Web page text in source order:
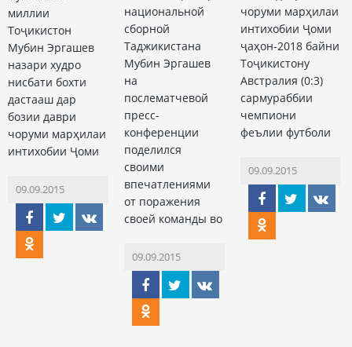
миллии
Тоҷикистон
Мубин Эргашев
назари худро
нисбати бохти
дастааш дар
бозии даври
чоруми марҳилаи
интихобии Ҷоми
09.09.2015
национальной
сборной
Таджикистана
Мубин Эргашев
на
послематчевой
пресс-
конференции
поделился
своими
впечатлениями
от поражения
своей команды во
09.09.2015
чоруми марҳилаи
интихобии Ҷоми
ҷаҳон-2018 байни
Тоҷикистону
Австралия (0:3)
сармураббии
чемпиони
феълии футболи
09.09.2015